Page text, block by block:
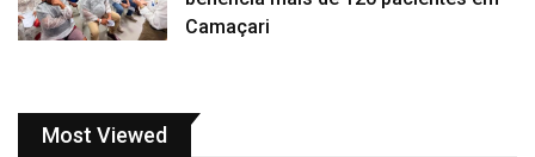
Camaçari
Most Viewed